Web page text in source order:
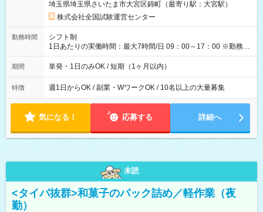
×8時間＝日収10,400円＋交通費 ※当日の役割により時給＋100
円の場合あり ・国家試験 7:00～13:30（休憩なし） 時給1,300
円（役割手当＋100円）×6時間＝日収8,400円＋交通費 【試用期
間】試用期間なし
埼玉県埼玉県さいたま市大宮区錦町（最寄り駅：大宮駅）
株式会社全国試験運営センター
勤務時間
シフト制
1日あたりの実働時間：最大7時間/日 09：00～17：00 ※勤務時
間は 試験により異なります。
期間 単発・1日のみOK / 短期（1ヶ月以内）
特徴 週1日からOK / 副業・WワークOK / 10名以上の大量募集
気になる！ 応募する 詳細へ
未読
<タイパ抜群>和菓子のパック詰め／軽作業（夜
勤）